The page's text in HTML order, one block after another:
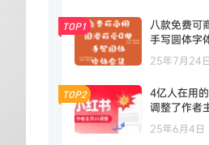
TOP1
八款免费可
手写圆体字
25年7月24日
TOP2
4亿人在用
调整了作者
25年6月4日